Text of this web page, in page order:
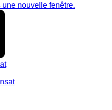
une nouvelle fenêtre.